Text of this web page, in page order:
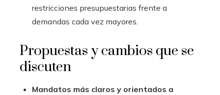
restricciones presupuestarias frente a
demandas cada vez mayores.
Propuestas y cambios que se
discuten
Mandatos más claros y orientados a